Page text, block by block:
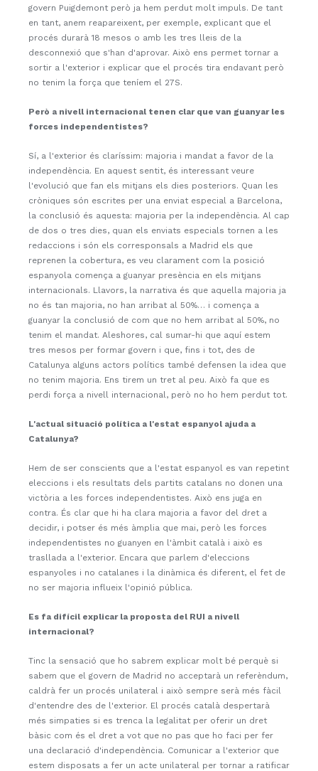
govern Puigdemont però ja hem perdut molt impuls. De tant
en tant, anem reapareixent, per exemple, explicant que el
procés durarà 18 mesos o amb les tres lleis de la
desconnexió que s'han d'aprovar. Això ens permet tornar a
sortir a l'exterior i explicar que el procés tira endavant però
no tenim la força que teníem el 27S.
Però a nivell internacional tenen clar que van guanyar les
forces independentistes?
Sí, a l'exterior és claríssim: majoria i mandat a favor de la
independència. En aquest sentit, és interessant veure
l'evolució que fan els mitjans els dies posteriors. Quan les
cròniques són escrites per una enviat especial a Barcelona,
la conclusió és aquesta: majoria per la independència. Al cap
de dos o tres dies, quan els enviats especials tornen a les
redaccions i són els corresponsals a Madrid els que
reprenen la cobertura, es veu clarament com la posició
espanyola comença a guanyar presència en els mitjans
internacionals. Llavors, la narrativa és que aquella majoria ja
no és tan majoria, no han arribat al 50%… i comença a
guanyar la conclusió de com que no hem arribat al 50%, no
tenim el mandat. Aleshores, cal sumar-hi que aquí estem
tres mesos per formar govern i que, fins i tot, des de
Catalunya alguns actors polítics també defensen la idea que
no tenim majoria. Ens tirem un tret al peu. Això fa que es
perdi força a nivell internacional, però no ho hem perdut tot.
L'actual situació política a l'estat espanyol ajuda a
Catalunya?
Hem de ser conscients que a l'estat espanyol es van repetint
eleccions i els resultats dels partits catalans no donen una
victòria a les forces independentistes. Això ens juga en
contra. És clar que hi ha clara majoria a favor del dret a
decidir, i potser és més àmplia que mai, però les forces
independentistes no guanyen en l'àmbit català i això es
trasllada a l'exterior. Encara que parlem d'eleccions
espanyoles i no catalanes i la dinàmica és diferent, el fet de
no ser majoria influeix l'opinió pública.
Es fa difícil explicar la proposta del RUI a nivell
internacional?
Tinc la sensació que ho sabrem explicar molt bé perquè si
sabem que el govern de Madrid no acceptarà un referèndum,
caldrà fer un procés unilateral i això sempre serà més fàcil
d'entendre des de l'exterior. El procés català despertarà
més simpaties si es trenca la legalitat per oferir un dret
bàsic com és el dret a vot que no pas que ho faci per fer
una declaració d'independència. Comunicar a l'exterior que
estem disposats a fer un acte unilateral per tornar a ratificar